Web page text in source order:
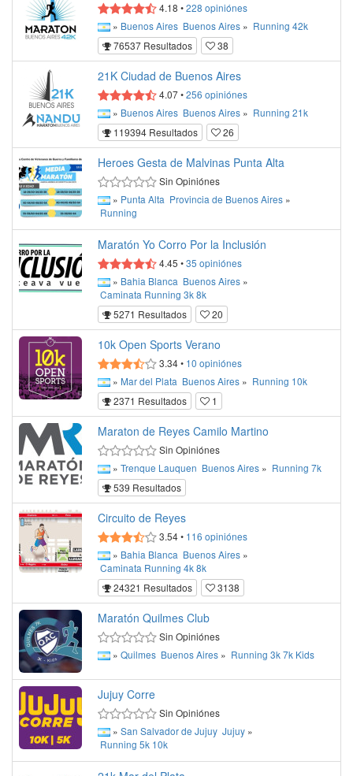
4.18 •228 opiniónes
» Buenos Aires Buenos Aires » Running 42k
76537 Resultados
38
21K Ciudad de Buenos Aires
4.07•256 opiniónes
» Buenos Aires Buenos Aires » Running 21k
119394 Resultados
26
Heroes Gesta de Malvinas Punta Alta
Sin Opiniónes
» Punta Alta Provincia de Buenos Aires »
Running
Maratón Yo Corro Por la Inclusión
4.45 •35 opiniónes
» Bahia Blanca Buenos Aires »
Caminata Running 3k8k
5271 Resultados
20
10k Open Sports Verano
3.34• 10 opiniónes
» Mar del Plata Buenos Aires » Running 10k
2371 Resultados
1
Maraton de Reyes Camilo Martino
Sin Opiniónes
» Trenque Lauquen Buenos Aires » Running 7k
539 Resultados
Circuito de Reyes
3.54• 116 opiniónes
» Bahia Blanca Buenos Aires »
Caminata Running 4k8k
24321 Resultados
3138
Maratón Quilmes Club
Sin Opiniónes
» Quilmes Buenos Aires » Running 3k7k Kids
Jujuy Corre
Sin Opiniónes
» San Salvador de Jujuy Jujuy »
Running 5k 10k